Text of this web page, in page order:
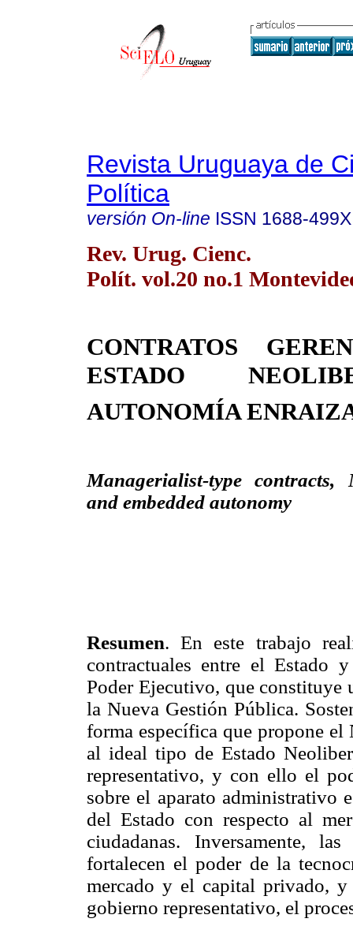
Revista Uruguaya de
Política
versión On-line ISSN 1688-499X
Rev. Urug. Cienc.
Polít. vol.20 no.1
CONTRATOS
ESTADO
AUTONOMÍA
Managerialist-type contracts,
and embedded autonomy
Resumen. En este trabajo
contractuales entre el Estado
Poder Ejecutivo, que constituye
la Nueva Gestión Pública.
forma específica que propone
al ideal tipo de Estado
representativo, y con ello el
sobre el aparato administrativo
del Estado con respecto al
ciudadanas. Inversamente,
fortalecen el poder de la
mercado y el capital privado,
gobierno representativo, el